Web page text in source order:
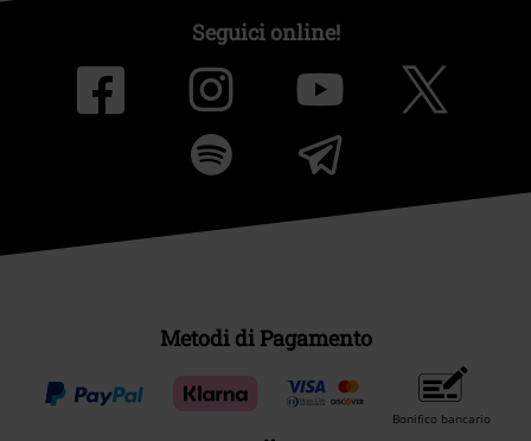
Seguici online!
Metodi di Pagamento
Bonifico bancario